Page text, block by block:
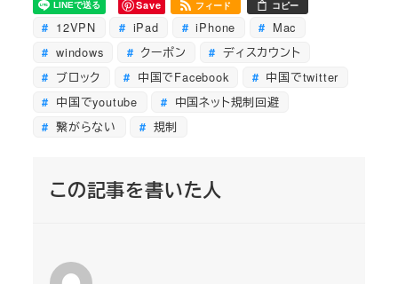
Save フィード コピー
12VPN iPad iPhone
Mac
windows
クーポン
ディスカウント
ブロック
中国でFacebook
中国でtwitter
中国でyoutube
中国ネット規制回避
繋がらない
規制
この記事を書いた人